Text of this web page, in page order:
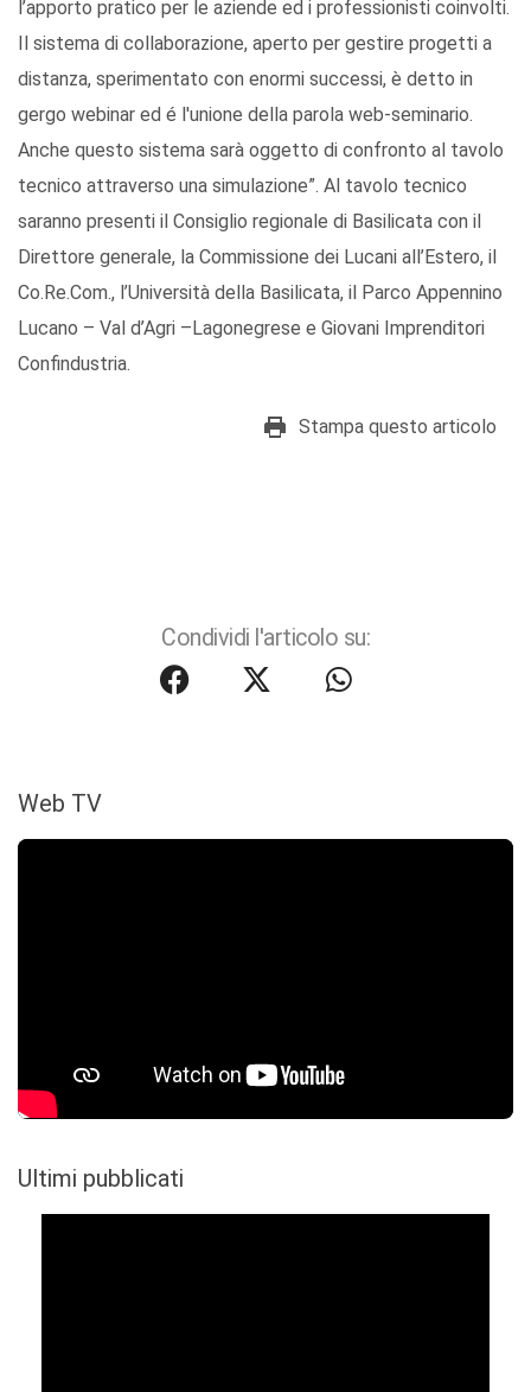
l’apporto pratico per le aziende ed i professionisti coinvolti.
Il sistema di collaborazione, aperto per gestire progetti a
distanza, sperimentato con enormi successi, è detto in
gergo webinar ed é l'unione della parola web-seminario.
Anche questo sistema sarà oggetto di confronto al tavolo
tecnico attraverso una simulazione”. Al tavolo tecnico
saranno presenti il Consiglio regionale di Basilicata con il
Direttore generale, la Commissione dei Lucani all’Estero, il
Co.Re.Com., l’Università della Basilicata, il Parco Appennino
Lucano – Val d’Agri –Lagonegrese e Giovani Imprenditori
Confindustria.
Stampa questo articolo
Condividi l'articolo su:
Web TV
Ultimi pubblicati